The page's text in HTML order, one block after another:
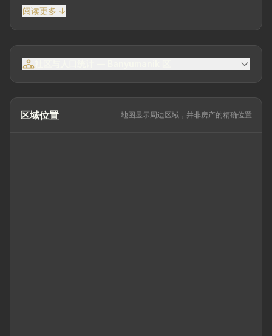
Indah, Banyumanik 三宝垄 位于受欢迎的 Banyumanik 区
域，可方便进入学校、医院、购物中心、校园和主干道。 土
地面积 634 m² | 建筑面积 348 m² 朝北 建筑状况良好 & 可
立即入住 主房 4 间卧室 2 间浴室 凉亭 4 间卧室 4 间浴室 服
务区 1 间女佣卧室
阅读更多 ↓
区域位置 地图显示周边区域，并非房产的精确位置